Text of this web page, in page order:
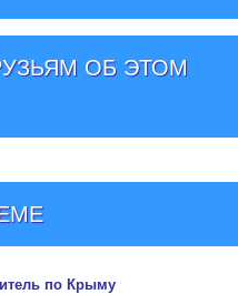
ОБ ЭТОМ
по Крыму